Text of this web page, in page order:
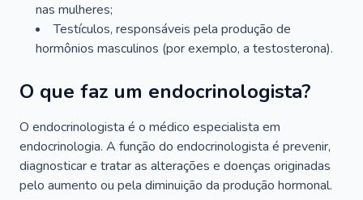
nas mulheres;
Testículos, responsáveis pela produção de
hormônios masculinos (por exemplo, a testosterona).
O que faz um endocrinologista?
O endocrinologista é o médico especialista em
endocrinologia. A função do endocrinologista é prevenir,
diagnosticar e tratar as alterações e doenças originadas
pelo aumento ou pela diminuição da produção hormonal.